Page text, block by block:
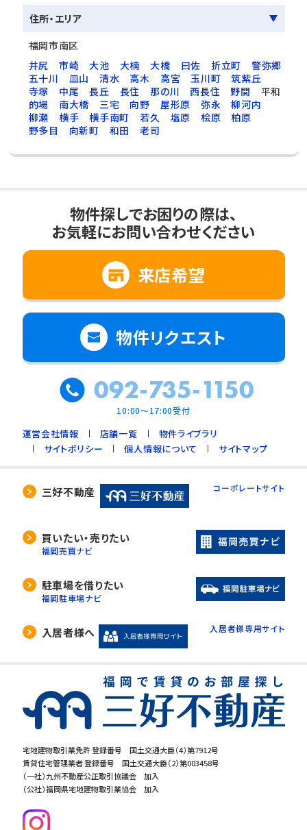
住所・エリア
福岡市南区
井尻
市崎 大池 大楠 大橋 曰佐 折立町
警弥郷
五十川
皿山 清水 高木 高宮 玉川町
筑紫丘
寺塚
中尾 長丘 長住 那の川 西長住 野間
平和
的場
南大橋 三宅 向野 屋形原 弥永
柳河内
柳瀬
横手 横手南町 若久 塩原 桧原
柏原
野多目
向新町 和田 老司
宅地建物取引業免許 登録番号 国土交通大臣（4）第7912号
賃貸住宅管理業者 登録番号 国土交通大臣（2）第003458号
（一社）九州不動産公正取引協議会 加入
（公社）福岡県宅地建物取引業協会 加入
物件探しでお困りの際は、
お気軽にお問い合わせください
来店希望
物件リクエスト
092-735-1150
10:00～17:00受付
運営会社情報 店舗一覧
物件ライブラリ
サイトポリシー
個人情報について サイトマップ
三好不動産 コーポレートサイト
買いたい・売りたい
福岡売買ナビ
駐車場を借りたい
福岡駐車場ナビ
入居者様へ 入居者様専用サイト